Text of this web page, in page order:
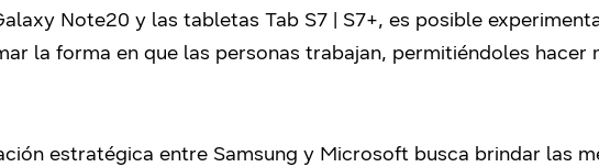
Note20 y las tabletas Tab S7 | S7+, es posible
la forma en que las personas trabajan, permitiéndoles hacer
estratégica entre Samsung y Microsoft busca brindar las